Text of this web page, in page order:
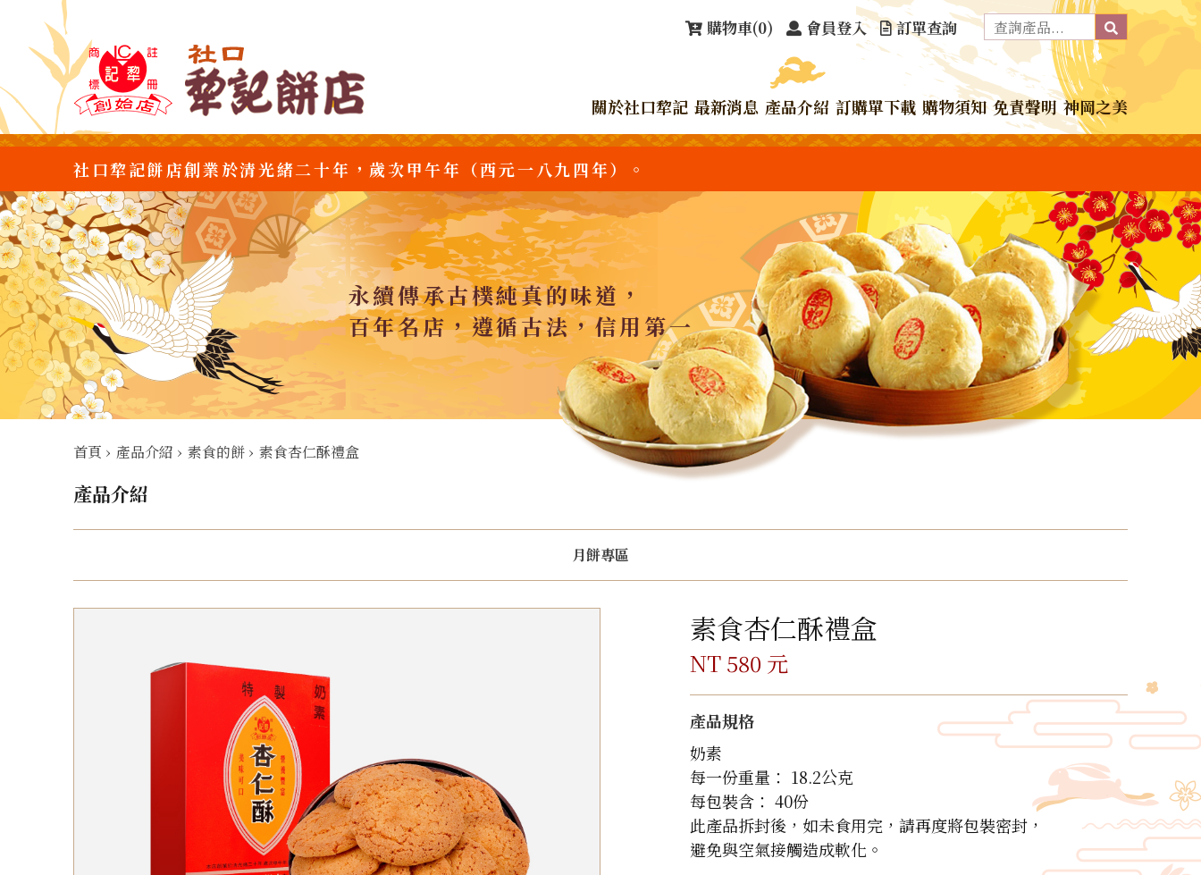
購物車(0) 會員登入 訂單查詢
關於社口犂記 最新消息 產品介紹 訂購單下載 購物須知 免責聲明 神岡之美
社口犂記餅店創業於清光緒二十年，歲次甲午年（西元一八九四年）。
永續傳承古樸純真的味道，
百年名店，遵循古法，信用第一
首頁 › 產品介紹 › 素食的餅 › 素食杏仁酥禮盒
產品介紹
月餅專區
素食杏仁酥禮盒
NT 580 元
產品規格
奶素
每一份重量： 18.2公克
每包裝含： 40份
此產品拆封後，如未食用完，請再度將包裝密封，
避免與空氣接觸造成軟化。